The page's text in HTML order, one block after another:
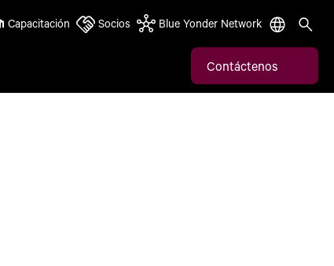
Capacitación Socios Blue Yonder Network
Contáctenos